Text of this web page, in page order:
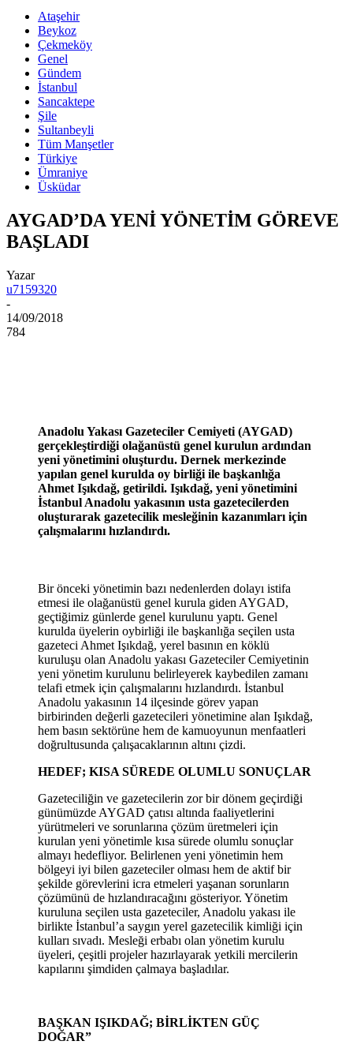
Ataşehir
Beykoz
Çekmeköy
Genel
Gündem
İstanbul
Sancaktepe
Şile
Sultanbeyli
Tüm Manşetler
Türkiye
Ümraniye
Üsküdar
AYGAD’DA YENİ YÖNETİM GÖREVE
BAŞLADI
Yazar
u7159320
-
14/09/2018
784
Anadolu Yakası Gazeteciler Cemiyeti (AYGAD)
gerçekleştirdiği olağanüstü genel kurulun ardından
yeni yönetimini oluşturdu. Dernek merkezinde
yapılan genel kurulda oy birliği ile başkanlığa
Ahmet Işıkdağ, getirildi. Işıkdağ, yeni yönetimini
İstanbul Anadolu yakasının usta gazetecilerden
oluşturarak gazetecilik mesleğinin kazanımları için
çalışmalarını hızlandırdı.
Bir önceki yönetimin bazı nedenlerden dolayı istifa
etmesi ile olağanüstü genel kurula giden AYGAD,
geçtiğimiz günlerde genel kurulunu yaptı. Genel
kurulda üyelerin oybirliği ile başkanlığa seçilen usta
gazeteci Ahmet Işıkdağ, yerel basının en köklü
kuruluşu olan Anadolu yakası Gazeteciler Cemiyetinin
yeni yönetim kurulunu belirleyerek kaybedilen zamanı
telafi etmek için çalışmalarını hızlandırdı. İstanbul
Anadolu yakasının 14 ilçesinde görev yapan
birbirinden değerli gazetecileri yönetimine alan Işıkdağ,
hem basın sektörüne hem de kamuoyunun menfaatleri
doğrultusunda çalışacaklarının altını çizdi.
HEDEF; KISA SÜREDE OLUMLU SONUÇLAR
Gazeteciliğin ve gazetecilerin zor bir dönem geçirdiği
günümüzde AYGAD çatısı altında faaliyetlerini
yürütmeleri ve sorunlarına çözüm üretmeleri için
kurulan yeni yönetimle kısa sürede olumlu sonuçlar
almayı hedefliyor. Belirlenen yeni yönetimin hem
bölgeyi iyi bilen gazeteciler olması hem de aktif bir
şekilde görevlerini icra etmeleri yaşanan sorunların
çözümünü de hızlandıracağını gösteriyor. Yönetim
kuruluna seçilen usta gazeteciler, Anadolu yakası ile
birlikte İstanbul’a saygın yerel gazetecilik kimliği için
kulları sıvadı. Mesleği erbabı olan yönetim kurulu
üyeleri, çeşitli projeler hazırlayarak yetkili mercilerin
kapılarını şimdiden çalmaya başladılar.
BAŞKAN IŞIKDAĞ; BİRLİKTEN GÜÇ
DOĞAR”